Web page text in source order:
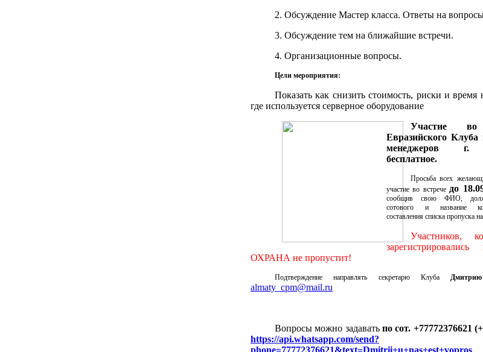
2. Обсуждение Мастер класса. Ответы на
3. Обсуждение тем на ближайшие встречи.
4. Организационные вопросы.
Цели мероприятия:
Показать как снизить стоимость, риски и время
где используется серверное оборудование
Участие во
Евразийского Клуба
менеджеров г.
бесплатное.
Просьба всех
участие во встречедо
сообщив свою ФИО,
сотового и название
составления списка пропуска
Участников,
ОХРАНА не пропустит!
Подтверждение направлять секретарю КлубаДмитрию
almaty_cpm@mail.ru
Вопросы можно задавать по сот. +77772376621
https://api.whatsapp.com/send?
phone=77772376621&text=Dmitrii+u+nas+est+vopros